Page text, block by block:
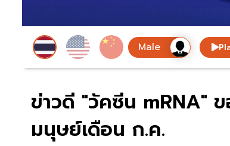
ข่าวดี "วัคซีน mRNA"
มนุษย์เดือน ก.ค.